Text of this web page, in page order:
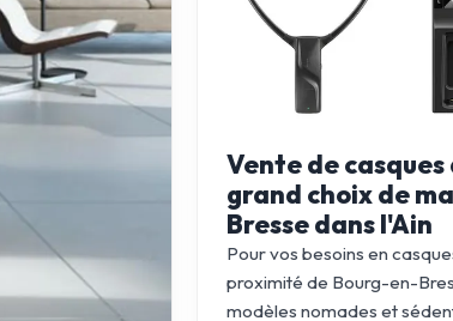
Vente de
grand choix de
Bresse dans l'Ain
Pour vos besoins en
proximité de Bourg-en-
modèles nomades et